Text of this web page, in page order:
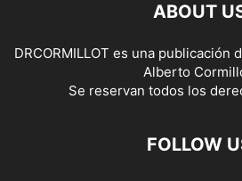
ABOUT
DRCORMILLOT es una publicación
Alberto
Se reservan todos los
FOLLOW